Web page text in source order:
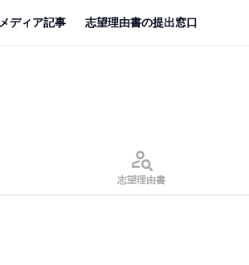
メディア記事 志望理由書の提出窓口
志望理由書